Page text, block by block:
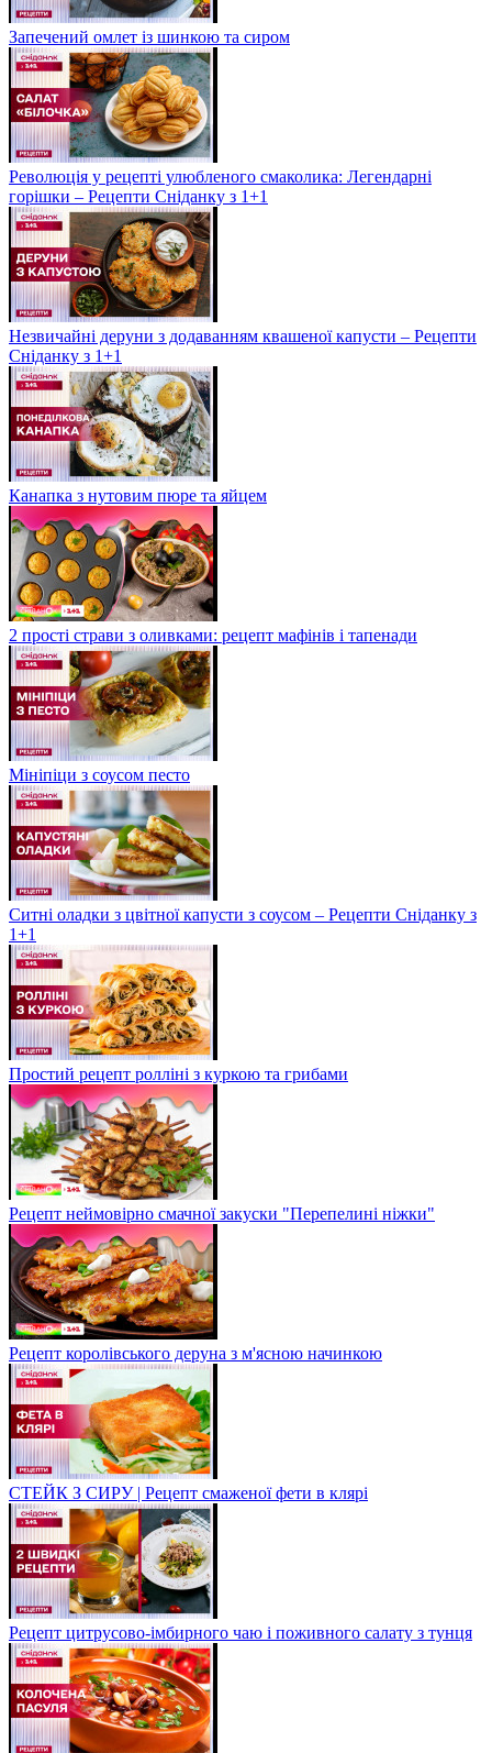
Запечений омлет із шинкою та сиром
Революція у рецепті улюбленого смаколика: Легендарні
горішки – Рецепти Сніданку з 1+1
Незвичайні деруни з додаванням квашеної капусти – Рецепти
Сніданку з 1+1
Канапка з нутовим пюре та яйцем
2 прості страви з оливками: рецепт мафінів і тапенади
Мініпіци з соусом песто
Ситні оладки з цвітної капусти з соусом – Рецепти Сніданку з
1+1
Простий рецепт ролліні з куркою та грибами
Рецепт неймовірно смачної закуски "Перепелині ніжки"
Рецепт королівського деруна з м'ясною начинкою
СТЕЙК З СИРУ | Рецепт смаженої фети в клярі
Рецепт цитрусово-імбирного чаю і поживного салату з тунця